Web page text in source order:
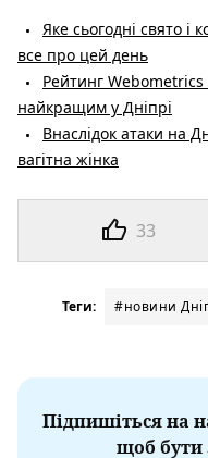
33
Яке сьогодні свято
все про цей день
Рейтинг Webometrics
найкращим у Дніпрі
Внаслідок атаки на
вагітна жінка
Теги: #новини
Підпишіться на
щоб бути